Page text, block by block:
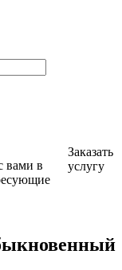
вами в
Заказать
услугу